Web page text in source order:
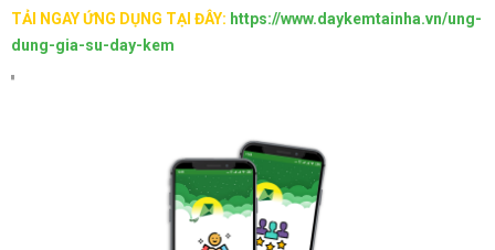
TẢI NGAY ỨNG DỤNG TẠI ĐÂY: https://www.daykemtainha.vn/ung-
dung-gia-su-day-kem